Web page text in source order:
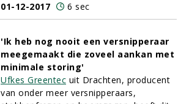
01-12-2017
6 sec
'Ik heb nog nooit een versnipperaar
meegemaakt die zoveel aankan met
minimale storing'
Ufkes Greentec uit Drachten, producent
van onder meer versnipperaars,